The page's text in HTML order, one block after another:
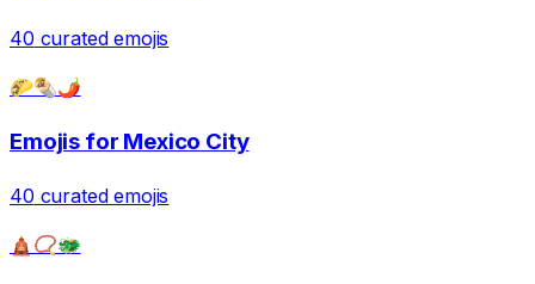
40 curated emojis
🌮🌯🌶️
Emojis for Mexico City
40 curated emojis
🛕📿🐲